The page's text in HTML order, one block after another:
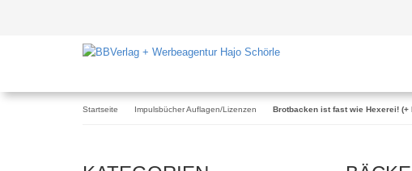
Startseite Impulsbücher Auflagen/Lizenzen Brotbacken ist fast wie Hexerei!